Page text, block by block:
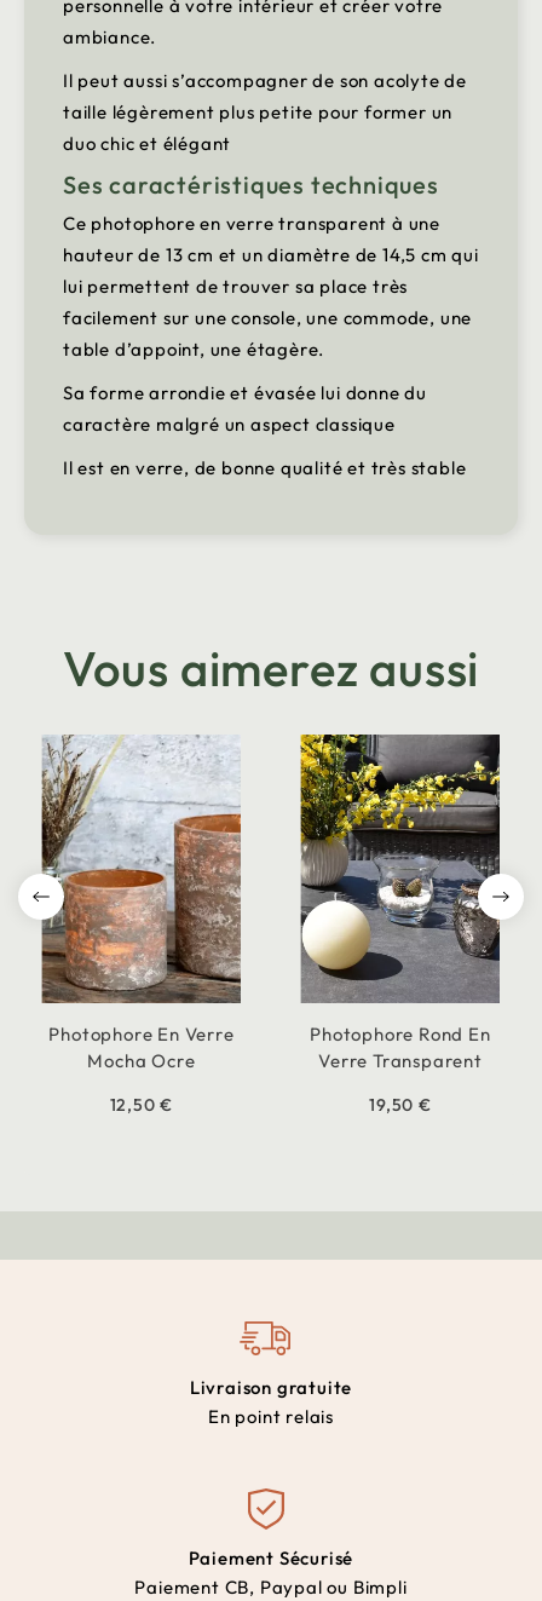
personnelle à votre intérieur et créer votre
ambiance.
Il peut aussi s’accompagner de son acolyte de
taille légèrement plus petite pour former un
duo chic et élégant
Ses caractéristiques techniques
Ce photophore en verre transparent à une
hauteur de 13 cm et un diamètre de 14,5 cm qui
lui permettent de trouver sa place très
facilement sur une console, une commode, une
table d’appoint, une étagère.
Sa forme arrondie et évasée lui donne du
caractère malgré un aspect classique
Il est en verre, de bonne qualité et très stable
Vous aimerez aussi
Photophore En Verre
Mocha Ocre
12,50 €
Photophore Rond En
Verre Transparent
19,50 €
Livraison gratuite
En point relais
Paiement Sécurisé
Paiement CB, Paypal ou Bimpli